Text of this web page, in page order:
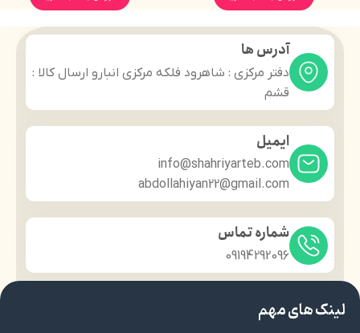
آدرس ها
دفتر مرکزی : شاهرود فلکه مرکزی انبارو ارسال کالا :
قشم
ایمیل
info@shahriyarteb.com
abdollahiyan22@gmail.com
شماره تماس
09194292096
لینک های مهم